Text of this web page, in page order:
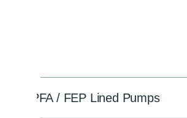
PFA / FEP Lined Pumps